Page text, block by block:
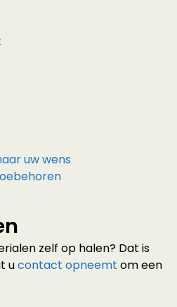
uw wens
zelf op halen? Dat is
ucontact opneemt om een